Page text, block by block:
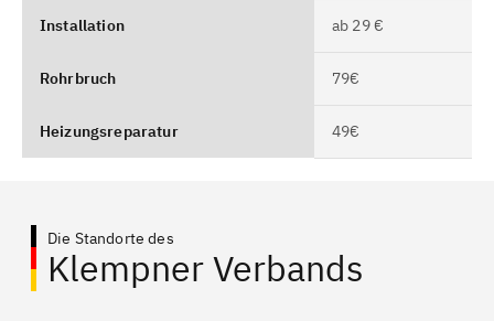
Installation ab 29 €
Rohrbruch 79€
Heizungsreparatur 49€
Die Standorte des
Klempner Verbands